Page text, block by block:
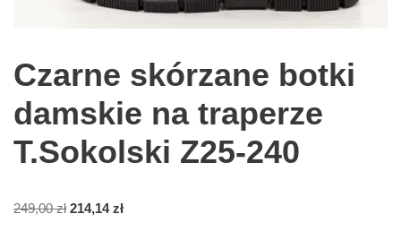
Czarne skórzane botki
damskie na traperze
T.Sokolski Z25-240
249,00zł 214,14zł